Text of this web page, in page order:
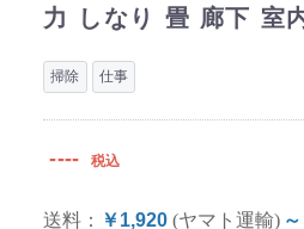
力 しなり 畳 廊下 室
掃除 仕事
---- 税込
送料： ￥1,920 (ヤマト運輸) ～